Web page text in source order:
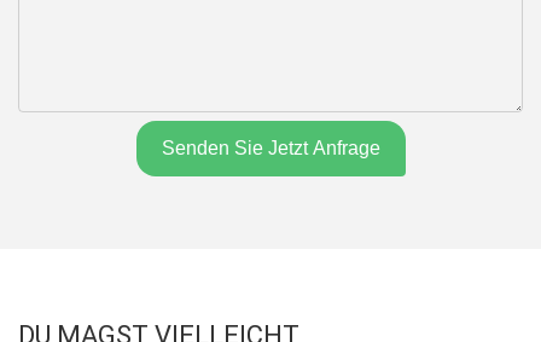
Senden Sie Jetzt Anfrage
DU MAGST VIELLEICHT